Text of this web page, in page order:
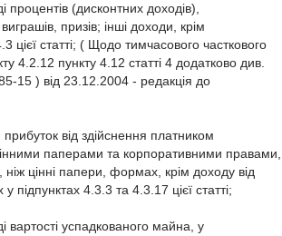
процентів (дисконтних доходів),
призів; інші доходи, крім
цієї статті; ( Щодо тимчасового часткового
4.2.12 пункту 4.12 статті 4 додатково див.
15 ) від 23.12.2004 - редакція до
від здійснення платником
паперами та корпоративними правами,
цінні папери, формах, крім доходу від
підпунктах 4.3.3 та 4.3.17 цієї статті;
вартості успадкованого майна, у